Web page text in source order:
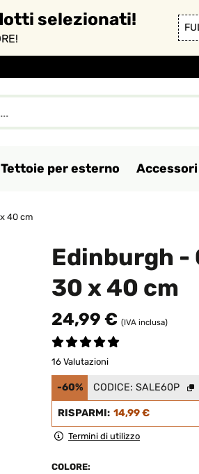
selezionati!
Tettoie per esterno
40 cm
Edinburgh
30 x 40 cm
24,99 € (IVA inclusa)
16 Valutazioni
-60% CODICE: SALE60P
RISPARMI: 14,99 €
Termini di utilizzo
COLORE: